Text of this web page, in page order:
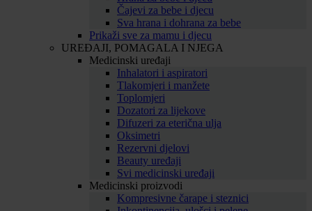
Čajevi za bebe i djecu
Sva hrana i dohrana za bebe
Prikaži sve za mamu i djecu
UREĐAJI, POMAGALA I NJEGA
Medicinski uređaji
Inhalatori i aspiratori
Tlakomjeri i manžete
Toplomjeri
Dozatori za lijekove
Difuzeri za eterična ulja
Oksimetri
Rezervni djelovi
Beauty uređaji
Svi medicinski uređaji
Medicinski proizvodi
Kompresivne čarape i steznici